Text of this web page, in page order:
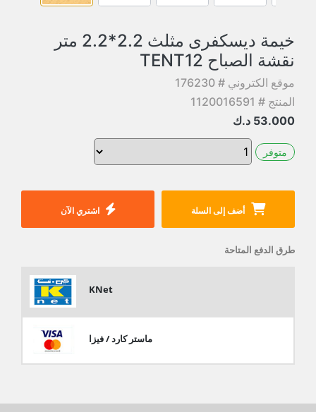
خيمة ديسكفرى مثلث 2.2*2.2 متر
نقشة الصباح TENT12
موقع الكتروني # 176230
المنتج # 1120016591
53.000 د.ك
متوفر
أضف إلى السلة اشتري الآن
طرق الدفع المتاحة
KNet
ماستر كارد / فيزا